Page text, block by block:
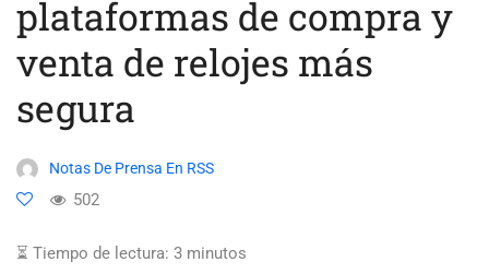
plataformas de compra y
venta de relojes más
segura
Notas De Prensa En RSS
502
⏳ Tiempo de lectura: 3 minutos